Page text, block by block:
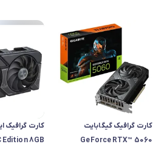
کارت گرافیک گیگابایت
GeForce RTX™ 5060
Edition 8GB